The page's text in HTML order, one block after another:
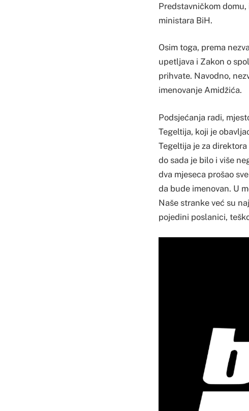
Predstavničkom domu,
ministara BiH.
Osim toga, prema
upetljava i Zakon o
prihvate. Navodno,
imenovanje Amidžića.
Podsjećanja radi,
Tegeltija, koji je
Tegeltija je za
do sada je bilo i više
dva mjeseca prošao
da bude imenovan. U
Naše stranke već su
pojedini poslanici,